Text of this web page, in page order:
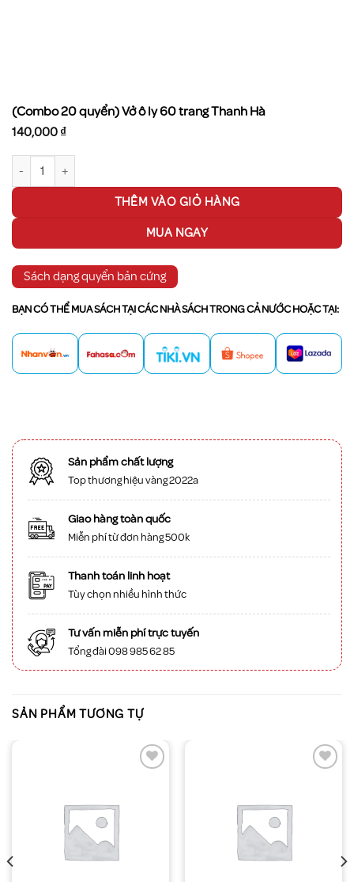
(Combo 20 quyển) Vở ô ly 60 trang Thanh Hà
140,000₫
(Combo 20 quyển) Vở ô ly 60 trang Thanh Hà số lượng
THÊM VÀO GIỎ HÀNG
MUA NGAY
Sách dạng quyển bản cứng
BẠN CÓ THỂ MUA SÁCH TẠI CÁC NHÀ SÁCH TRONG CẢ NƯỚC HOẶC TẠI:
Sản phẩm chất lượng
Top thương hiệu vàng 2022a
Giao hàng toàn quốc
Miễn phí từ đơn hàng 500k
Thanh toán linh hoạt
Tùy chọn nhiều hình thức
Tư vấn miễn phí trực tuyến
Tổng đài 098 985 62 85
SẢN PHẨM TƯƠNG TỰ